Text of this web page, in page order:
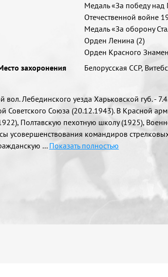
Медаль «За победу над
Отечественной войне
Медаль «За оборону
Орден Ленина (2)
Орден Красного
захоронения
Белорусская ССР,
Лебединского уезда Харьковской губ. -
Советского Союза (20.12.1943). В Красной
Полтавскую пехотную школу (1925),
усовершенствования командиров
... Показать полностью